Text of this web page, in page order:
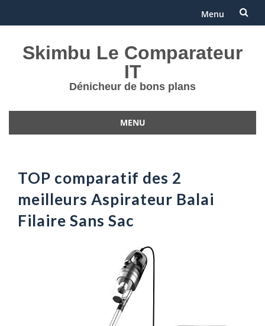
Menu
Skimbu Le Comparateur
IT
Dénicheur de bons plans
MENU
TOP comparatif des 2
meilleurs Aspirateur Balai
Filaire Sans Sac